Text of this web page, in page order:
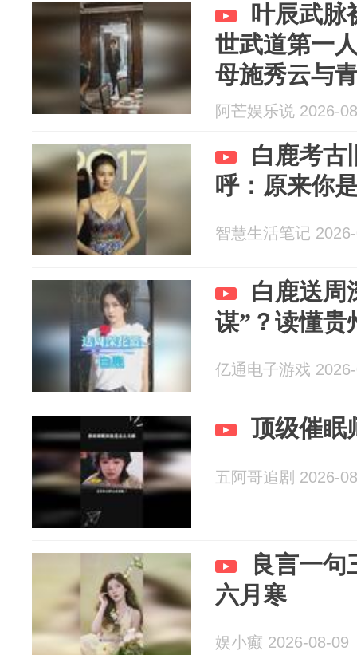
叶辰武脉
世武道第一
母施秀云与
阿芒娱乐说 2026-
白鹿考古
呼：原来你
智慧生活笔记
白鹿送周
谋”？读懂贵
亿通电子游戏
顶级催眠
五阿哥追剧 2026-
良言一句
六月寒
娱小癫 2026-08-09